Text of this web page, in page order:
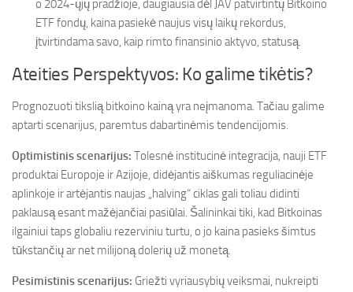
o 2024-ųjų pradžioje, daugiausia dėl JAV patvirtintų Bitkoino
ETF fondų, kaina pasiekė naujus visų laikų rekordus,
įtvirtindama savo, kaip rimto finansinio aktyvo, statusą.
Ateities Perspektyvos: Ko galime tikėtis?
Prognozuoti tikslią bitkoino kainą yra neįmanoma. Tačiau galime
aptarti scenarijus, paremtus dabartinėmis tendencijomis.
Optimistinis scenarijus: Tolesnė institucinė integracija, nauji ETF
produktai Europoje ir Azijoje, didėjantis aiškumas reguliacinėje
aplinkoje ir artėjantis naujas „halving“ ciklas gali toliau didinti
paklausą esant mažėjančiai pasiūlai. Šalininkai tiki, kad Bitkoinas
ilgainiui taps globaliu rezerviniu turtu, o jo kaina pasieks šimtus
tūkstančių ar net milijoną dolerių už monetą.
Pesimistinis scenarijus: Griežti vyriausybių veiksmai, nukreipti